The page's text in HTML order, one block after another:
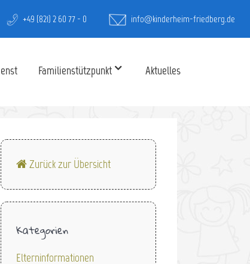
+49 (821) 2 60 77 - 0 info@kinderheim-friedberg.de
Familienstützpunkt Aktuelles
Zurück zur Übersicht
Kategorien
Elterninformationen